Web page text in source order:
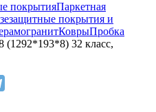
покрытияПаркетная
покрытия и
КоврыПробка
32 класс,